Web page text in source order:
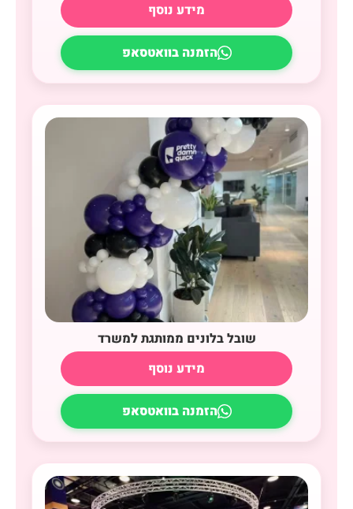
מידע נוסף
הזמנה בוואטסאפ
שובל בלונים ממותגת למשרד
מידע נוסף
הזמנה בוואטסאפ